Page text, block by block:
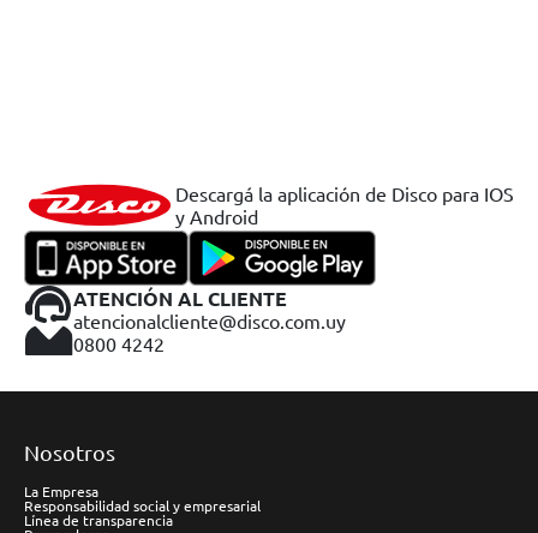
Descargá la aplicación de Disco para IOS
y Android
ATENCIÓN AL CLIENTE
atencionalcliente@disco.com.uy
0800 4242
Nosotros
La Empresa
Responsabilidad social y empresarial
Línea de transparencia